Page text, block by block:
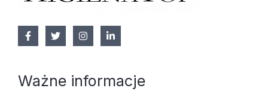
Ważne informacje